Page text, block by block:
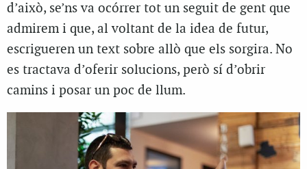
d’això, se’ns va ocórrer tot un seguit de gent que
admirem i que, al voltant de la idea de futur,
escrigueren un text sobre allò que els sorgira. No
es tractava d’oferir solucions, però sí d’obrir
camins i posar un poc de llum.